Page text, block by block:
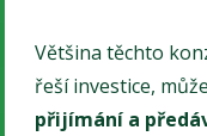
Většina těchto
řeší investice,
přijímání a